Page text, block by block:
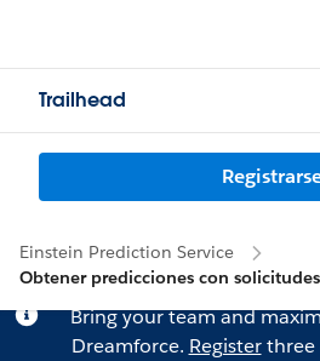
Trailhead
Einstein Prediction Service
Obtener predicciones con solicitudes
Bring your team and
Dreamforce. Registerthree